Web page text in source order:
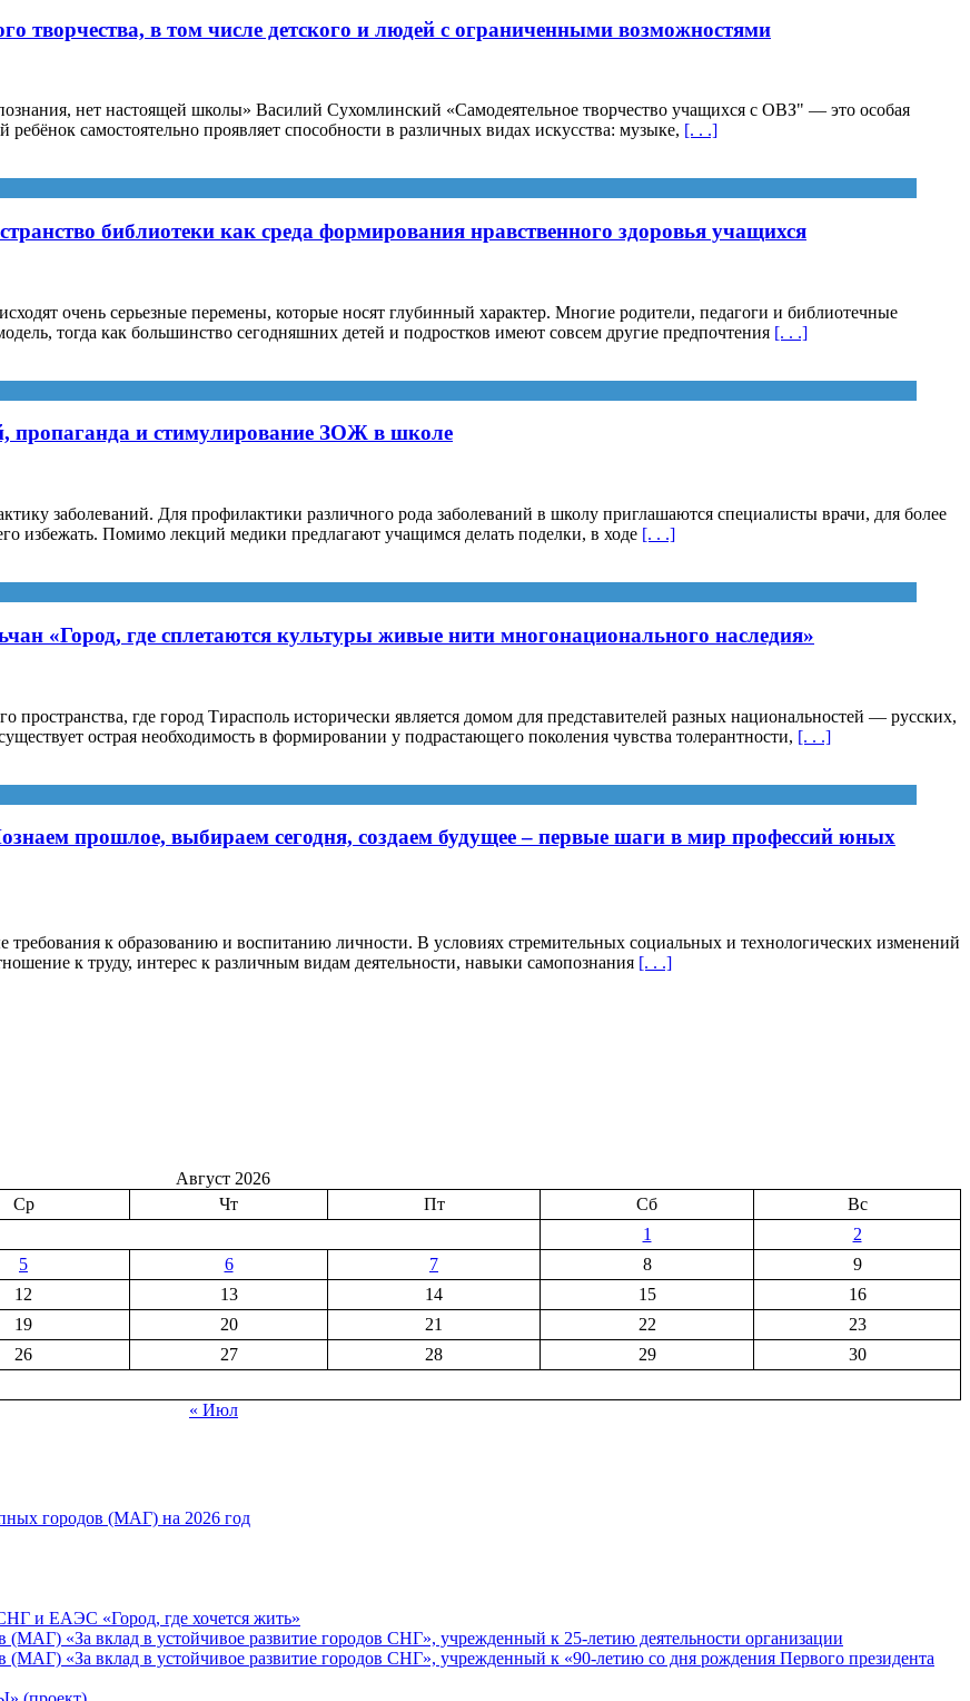
творчества, в том числе детского и людей с ограниченными возможностями
нет настоящей школы» Василий Сухомлинский «Самодеятельное творчество учащихся с ОВЗ" — это особая
самостоятельно проявляет способности в различных видах искусства: музыке, [. . .]
библиотеки как среда формирования нравственного здоровья учащихся
очень серьезные перемены, которые носят глубинный характер. Многие родители, педагоги и библиотечные
тогда как большинство сегодняшних детей и подростков имеют совсем другие предпочтения [. . .]
и стимулирование ЗОЖ в школе
заболеваний. Для профилактики различного рода заболеваний в школу приглашаются специалисты врачи, для более
избежать. Помимо лекций медики предлагают учащимся делать поделки, в ходе [. . .]
«Город, где сплетаются культуры живые нити многонационального наследия»
где город Тирасполь исторически является домом для представителей разных национальностей — русских,
острая необходимость в формировании у подрастающего поколения чувства толерантности, [. . .]
прошлое, выбираем сегодня, создаем будущее – первые шаги в мир профессий юных
к образованию и воспитанию личности. В условиях стремительных социальных и технологических изменений
к труду, интерес к различным видам деятельности, навыки самопознания [. . .]
Август 2026
Ср Чт Пт Сб
Вс
1
2
5 6 7 8
9
12 13 14 15
16
19 20 21 22
23
26 27 28 29
30
« Июл
городов (МАГ) на 2026 год
и ЕАЭС «Город, где хочется жить»
«За вклад в устойчивое развитие городов СНГ», учрежденный к 25-летию деятельности организации
«За вклад в устойчивое развитие городов СНГ», учрежденный к «90-летию со дня рождения Первого президента